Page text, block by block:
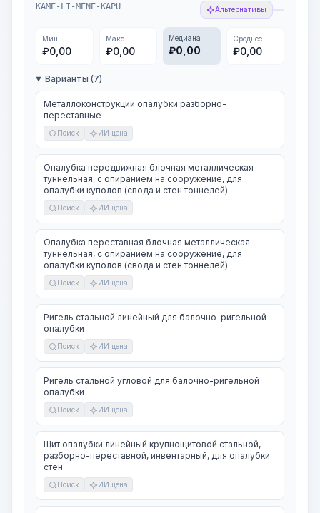
KAME-LI-MENE-KAPU Альтернативы
Мин
₽0,00
Макс
₽0,00
Медиана
₽0,00
Среднее
₽0,00
Варианты (7)
Металлоконструкции опалубки разборно-
переставные
Поиск ИИ цена
Опалубка передвижная блочная металлическая
туннельная, с опиранием на сооружение, для
опалубки куполов (свода и стен тоннелей)
Поиск ИИ цена
Опалубка переставная блочная металлическая
туннельная, с опиранием на сооружение, для
опалубки куполов (свода и стен тоннелей)
Поиск ИИ цена
Ригель стальной линейный для балочно-ригельной
опалубки
Поиск ИИ цена
Ригель стальной угловой для балочно-ригельной
опалубки
Поиск ИИ цена
Щит опалубки линейный крупнощитовой стальной,
разборно-переставной, инвентарный, для опалубки
стен
Поиск ИИ цена